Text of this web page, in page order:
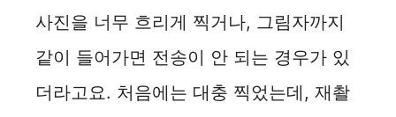
사진을 너무 흐리게 찍거나, 그림자까지
같이 들어가면 전송이 안 되는 경우가 있
더라고요. 처음에는 대충 찍었는데, 재촬